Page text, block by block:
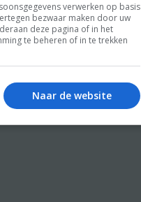
verwerken op basis
bezwaar maken door uw
deze pagina of in het
te beheren of in te trekken
Naar de website